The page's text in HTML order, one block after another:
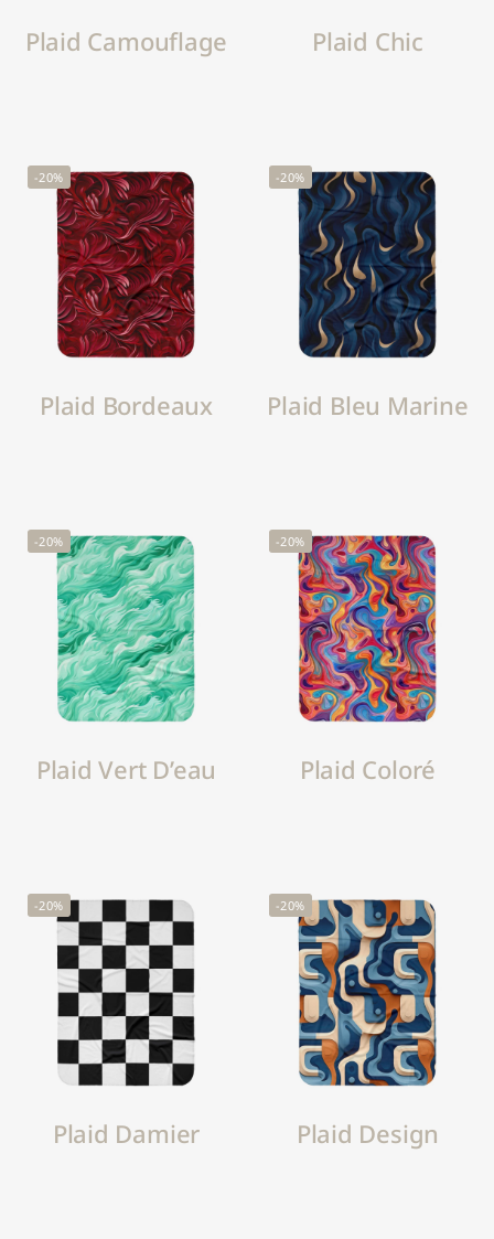
Plaid Camouflage Plaid Chic
-20%
Plaid Bordeaux
-20%
Plaid Bleu Marine
-20%
Plaid Vert D’eau
-20%
Plaid Coloré
-20%
Plaid Damier
-20%
Plaid Design